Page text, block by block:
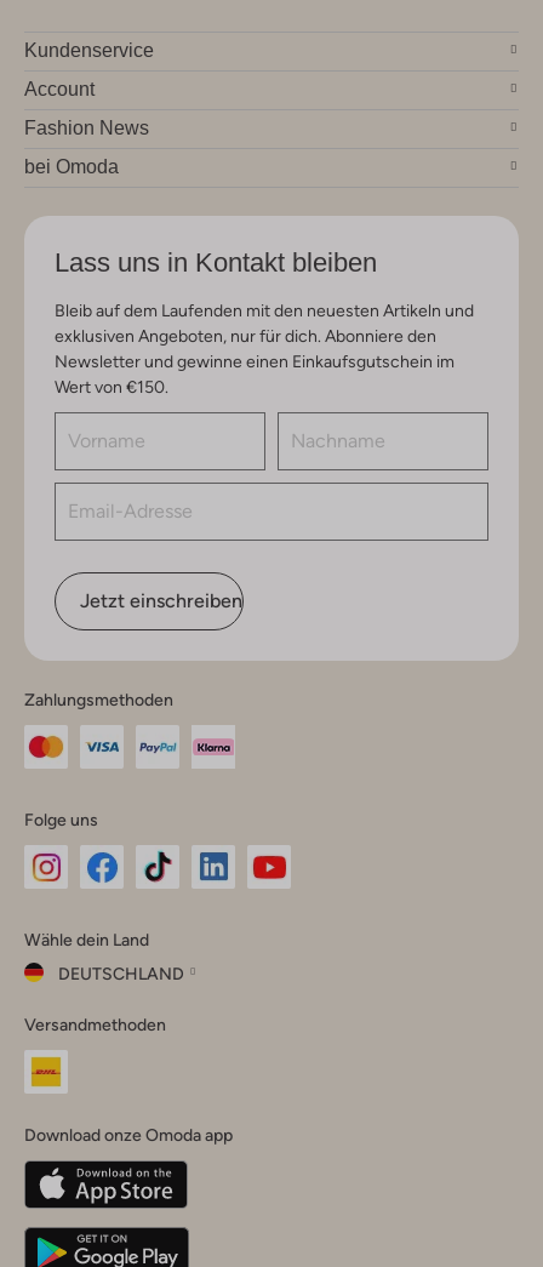
Kundenservice
Account
Fashion News
bei Omoda
Lass uns in Kontakt bleiben
Bleib auf dem Laufenden mit den neuesten Artikeln und
exklusiven Angeboten, nur für dich. Abonniere den
Newsletter und gewinne einen Einkaufsgutschein im
Wert von €150.
Jetzt einschreiben
Zahlungsmethoden
Folge uns
Instagram
Facebook
TikTok
Wähle dein Land
DEUTSCHLAND
dein
Land
Belgique(Français)
Deutschland
Versandmethoden
Download onze Omoda app